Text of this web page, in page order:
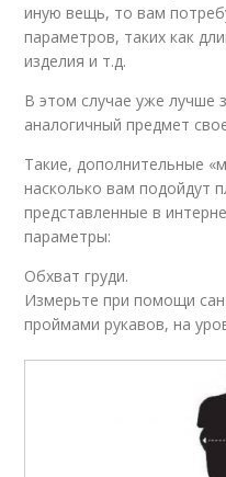
иную вещь, то вам
параметров, таких как
изделия и т.д.
В этом случае уже лучше
аналогичный предмет
Такие, дополнительные
насколько вам подойдут
представленные в
параметры:
Обхват груди.
Измерьте при помощи
проймами рукавов, на